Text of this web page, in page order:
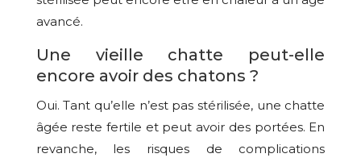
avancé.
Une vieille chatte peut-elle
encore avoir des chatons ?
Oui. Tant qu’elle n’est pas stérilisée, une chatte
âgée reste fertile et peut avoir des portées. En
revanche, les risques de complications